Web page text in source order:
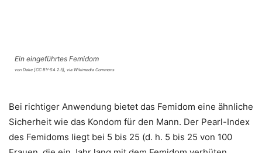
Ein eingeführtes Femidom
von Dake [CC BY-SA 2.5], via Wikimedia Commons
Bei richtiger Anwendung bietet das Femidom eine ähnliche
Sicherheit wie das Kondom für den Mann. Der Pearl-Index
des Femidoms liegt bei 5 bis 25 (d. h. 5 bis 25 von 100